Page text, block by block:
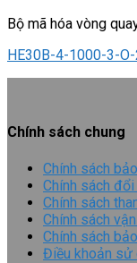
Bộ mã hóa vòng
HE30B-4-1000-3-
Chính sách chung
Chính sách
Chính sách
Chính sách
Chính sách
Chính sách
Điều khoản sử